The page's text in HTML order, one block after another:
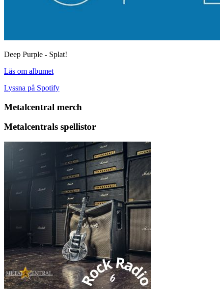
Deep Purple - Splat!
Läs om albumet
Lyssna på Spotify
Metalcentral merch
Metalcentrals spellistor